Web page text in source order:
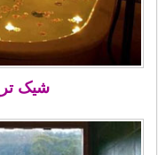
شیک